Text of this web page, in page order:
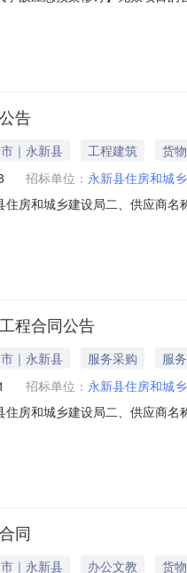
告
｜永新县 工程建筑
货物
招标单位： 永新县住房和城
住房和城乡建设局二、供应商
它事项：无八、联系方式1、采
程合同公告
｜永新县 服务采购
服务
招标单位： 永新县住房和城
住房和城乡建设局二、供应商
项：无八、联系方式1、采购人
同
｜永新县 办公文教
货物